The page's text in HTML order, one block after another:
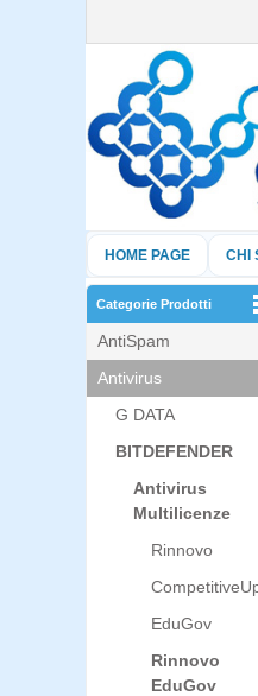
HOME PAGE CHI
Categorie Prodotti
AntiSpam
Antivirus
G DATA
BITDEFENDER
Antivirus
Multilicenze
Rinnovo
EduGov
Rinnovo
EduGov